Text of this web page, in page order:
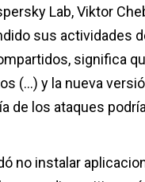
Lab, Viktor
sus actividades
significa
(…) y la nueva
de los ataques
no instalar